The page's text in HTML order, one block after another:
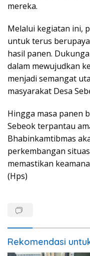
mereka.
Melalui kegiatan ini,
untuk terus
hasil panen.
dalam mewujudkan
menjadi semangat
masyarakat Desa
Hingga masa panen
Sebeok terpantau
Bhabinkamtibmas
perkembangan
memastikan
(Hps)
Rekomendasi